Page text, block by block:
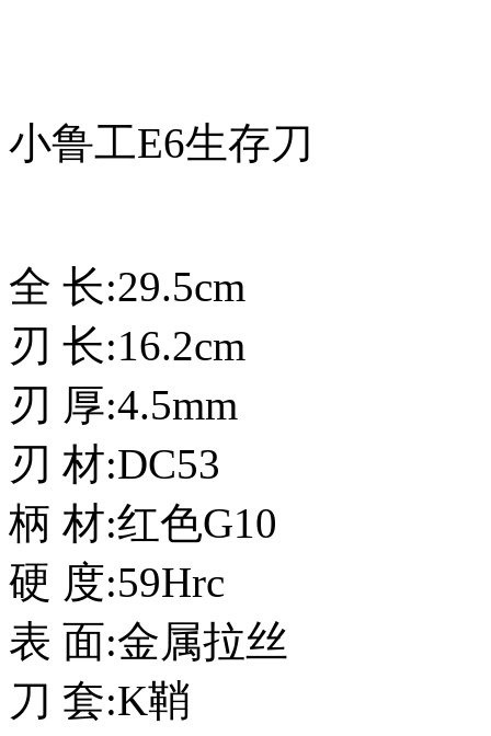
小鲁工E6生存刀
全 长:29.5cm
刃 长:16.2cm
刃 厚:4.5mm
刃 材:DC53
柄 材:红色G10
硬 度:59Hrc
表 面:金属拉丝
刀 套:K鞘